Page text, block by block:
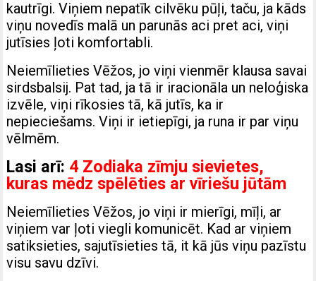
kautrīgi. Viņiem nepatīk cilvēku pūļi, taču, ja kāds
viņu novedīs malā un parunās aci pret aci, viņi
jutīsies ļoti komfortabli.
Neiemīlieties Vēžos, jo viņi vienmēr klausa savai
sirdsbalsij. Pat tad, ja tā ir iracionāla un neloģiska
izvēle, viņi rīkosies tā, kā jutīs, ka ir
nepieciešams. Viņi ir ietiepīgi, ja runa ir par viņu
vēlmēm.
Lasi arī: 4 Zodiaka zīmju sievietes,
kuras mēdz spēlēties ar vīriešu jūtām
Neiemīlieties Vēžos, jo viņi ir mierīgi, mīļi, ar
viņiem var ļoti viegli komunicēt. Kad ar viņiem
satiksieties, sajutīsieties tā, it kā jūs viņu pazīstu
visu savu dzīvi.